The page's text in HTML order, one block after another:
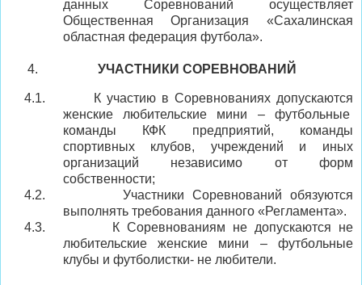
данных Соревнований осуществляет
Общественная Организация «Сахалинская
областная федерация футбола».
УЧАСТНИКИ СОРЕВНОВАНИЙ
4.1.
К участию в Соревнованиях допускаются
женские любительские мини – футбольные
команды КФК предприятий, команды
спортивных клубов, учреждений и иных
организаций независимо от форм
собственности;
4.2.
Участники Соревнований обязуются
выполнять требования данного «Регламента».
4.3.
К Соревнованиям не допускаются не
любительские женские мини – футбольные
клубы и футболистки- не любители.